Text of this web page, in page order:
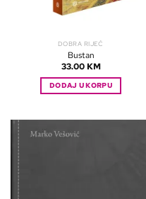
DOBRA RIJEČ
Bustan
33.00 KM
DODAJ U KORPU